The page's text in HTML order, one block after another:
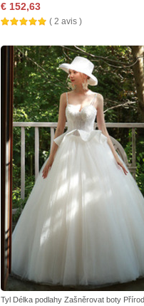
€ 152,63
( 2 avis )
Tyl Délka podlahy Zašněrovat boty